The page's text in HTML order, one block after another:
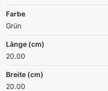
Farbe
Grün
Länge (cm)
20.00
Breite (cm)
20.00